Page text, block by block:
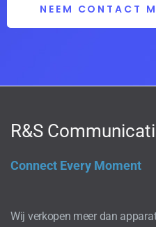
NEEM CONTACT
R&S
Connect Every Moment
Wij verkopen meer dan